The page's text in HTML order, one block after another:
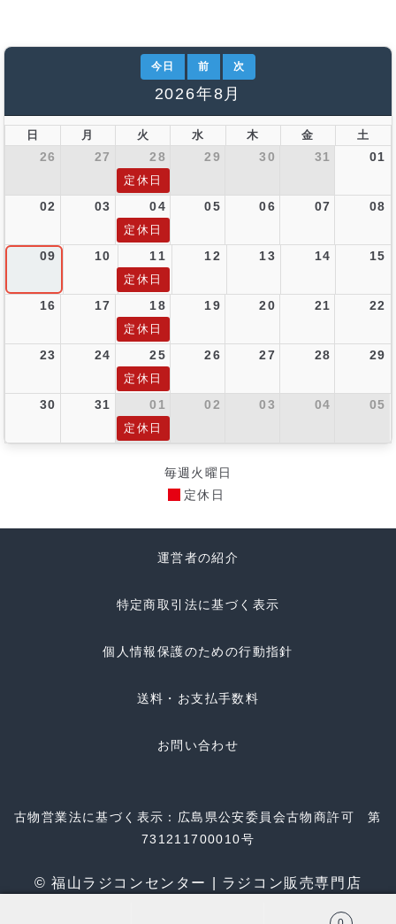
今日 前 次
2026年8月
日 月 火 水 木 金 土
26 27 28 29 30 31 01
定休日
02 03 04 05 06 07 08
定休日
09 10 11 12 13 14 15
定休日
16 17 18 19 20 21 22
定休日
23 24 25 26 27 28 29
定休日
30 31 01 02 03 04 05
定休日
毎週火曜日
定休日
運営者の紹介
特定商取引法に基づく表示
個人情報保護のための行動指針
送料・お支払手数料
お問い合わせ
古物営業法に基づく表示：広島県公安委員会古物商許可 第
731211700010号
© 福山ラジコンセンター | ラジコン販売専門店